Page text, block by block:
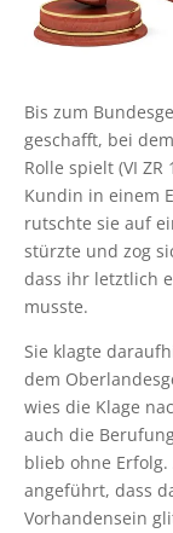
Bis zum
geschafft, bei
Rolle spielt (VI
Kundin in einem
rutschte sie auf
stürzte und zog
dass ihr letztlich
musste.
Sie klagte
dem
wies die Klage
auch die
blieb ohne
angeführt, dass
Vorhandensein